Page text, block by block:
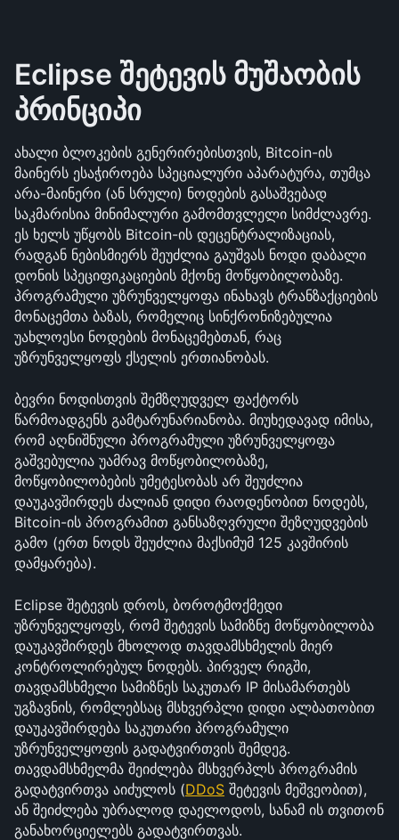
Eclipse შეტევის მუშაობის
პრინციპი
ახალი ბლოკების გენერირებისთვის, Bitcoin-ის
მაინერს ესაჭიროება სპეციალური აპარატურა, თუმცა
არა-მაინერი (ან სრული) ნოდების გასაშვებად
საკმარისია მინიმალური გამომთვლელი სიმძლავრე.
ეს ხელს უწყობს Bitcoin-ის დეცენტრალიზაციას,
რადგან ნებისმიერს შეუძლია გაუშვას ნოდი დაბალი
დონის სპეციფიკაციების მქონე მოწყობილობაზე.
პროგრამული უზრუნველყოფა ინახავს ტრანზაქციების
მონაცემთა ბაზას, რომელიც სინქრონიზებულია
უახლოესი ნოდების მონაცემებთან, რაც
უზრუნველყოფს ქსელის ერთიანობას.
ბევრი ნოდისთვის შემზღუდველ ფაქტორს
წარმოადგენს გამტარუნარიანობა. მიუხედავად იმისა,
რომ აღნიშნული პროგრამული უზრუნველყოფა
გაშვებულია უამრავ მოწყობილობაზე,
მოწყობილობების უმეტესობას არ შეუძლია
დაუკავშირდეს ძალიან დიდი რაოდენობით ნოდებს,
Bitcoin-ის პროგრამით განსაზღვრული შეზღუდვების
გამო (ერთ ნოდს შეუძლია მაქსიმუმ 125 კავშირის
დამყარება).
Eclipse შეტევის დროს, ბოროტმოქმედი
უზრუნველყოფს, რომ შეტევის სამიზნე მოწყობილობა
დაუკავშირდეს მხოლოდ თავდამსხმელის მიერ
კონტროლირებულ ნოდებს. პირველ რიგში,
თავდამსხმელი სამიზნეს საკუთარ IP მისამართებს
უგზავნის, რომლებსაც მსხვერპლი დიდი ალბათობით
დაუკავშირდება საკუთარი პროგრამული
უზრუნველყოფის გადატვირთვის შემდეგ.
თავდამსხმელმა შეიძლება მსხვერპლს პროგრამის
გადატვირთვა აიძულოს (DDoS შეტევის მეშვეობით),
ან შეიძლება უბრალოდ დაელოდოს, სანამ ის თვითონ
განახორციელებს გადატვირთვას.